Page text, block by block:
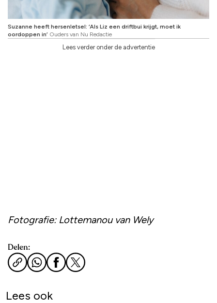
Suzanne heeft hersenletsel: ‘Als Liz een driftbui krijgt, moet ik
oordoppen in’ Ouders van Nu Redactie
Lees verder onder de advertentie
Fotografie: Lottemanou van Wely
Delen:
Lees ook